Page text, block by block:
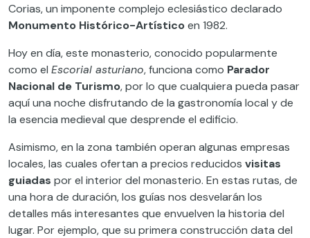
Corias, un imponente complejo eclesiástico declarado
Monumento Histórico-Artísticoen 1982.
Hoy en día, este monasterio, conocido popularmente
como el Escorial asturiano, funciona como Parador
Nacional de Turismo, por lo que cualquiera pueda pasar
aquí una noche disfrutando de la gastronomía local y de
la esencia medieval que desprende el edificio.
Asimismo, en la zona también operan algunas empresas
locales, las cuales ofertan a precios reducidos visitas
guiadas por el interior del monasterio. En estas rutas, de
una hora de duración, los guías nos desvelarán los
detalles más interesantes que envuelven la historia del
lugar. Por ejemplo, que su primera construcción data del